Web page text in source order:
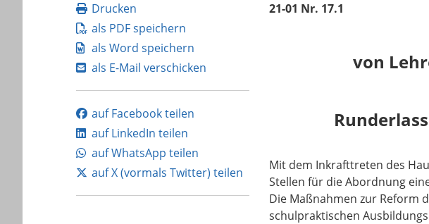
Drucken
als PDF speichern
als Word speichern
als E-Mail verschicken
auf Facebook teilen
auf LinkedIn teilen
auf WhatsApp teilen
auf X (vormals Twitter) teilen
21-01 Nr. 17.1
von
Mit dem Inkrafttreten des
Stellen für die Abordnung
Die Maßnahmen zur Reform
schulpraktischen